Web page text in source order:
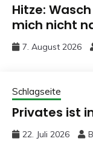
Hitze:
mich nicht
7. August 2026
Schlagseite
Privates ist
22. Juli 2026